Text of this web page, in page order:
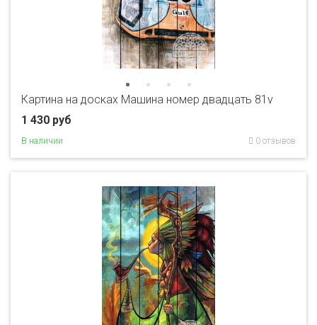
Картина на досках Машина номер двадцать 81v
1 430 руб
В наличии 0 отзывов